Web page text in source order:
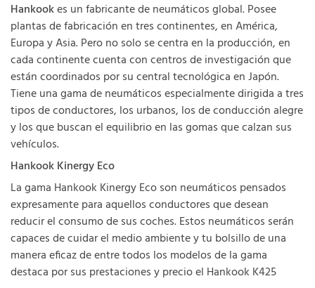
Hankookes un fabricante de neumáticos global. Posee
plantas de fabricación en tres continentes, en América,
Europa y Asia. Pero no solo se centra en la producción, en
cada continente cuenta con centros de investigación que
están coordinados por su central tecnológica en Japón.
Tiene una gama de neumáticos especialmente dirigida a tres
tipos de conductores, los urbanos, los de conducción alegre
y los que buscan el equilibrio en las gomas que calzan sus
vehículos.
Hankook Kinergy Eco
La gama Hankook Kinergy Eco son neumáticos pensados
expresamente para aquellos conductores que desean
reducir el consumo de sus coches. Estos neumáticos serán
capaces de cuidar el medio ambiente y tu bolsillo de una
manera eficaz de entre todos los modelos de la gama
destaca por sus prestaciones y precio el Hankook K425